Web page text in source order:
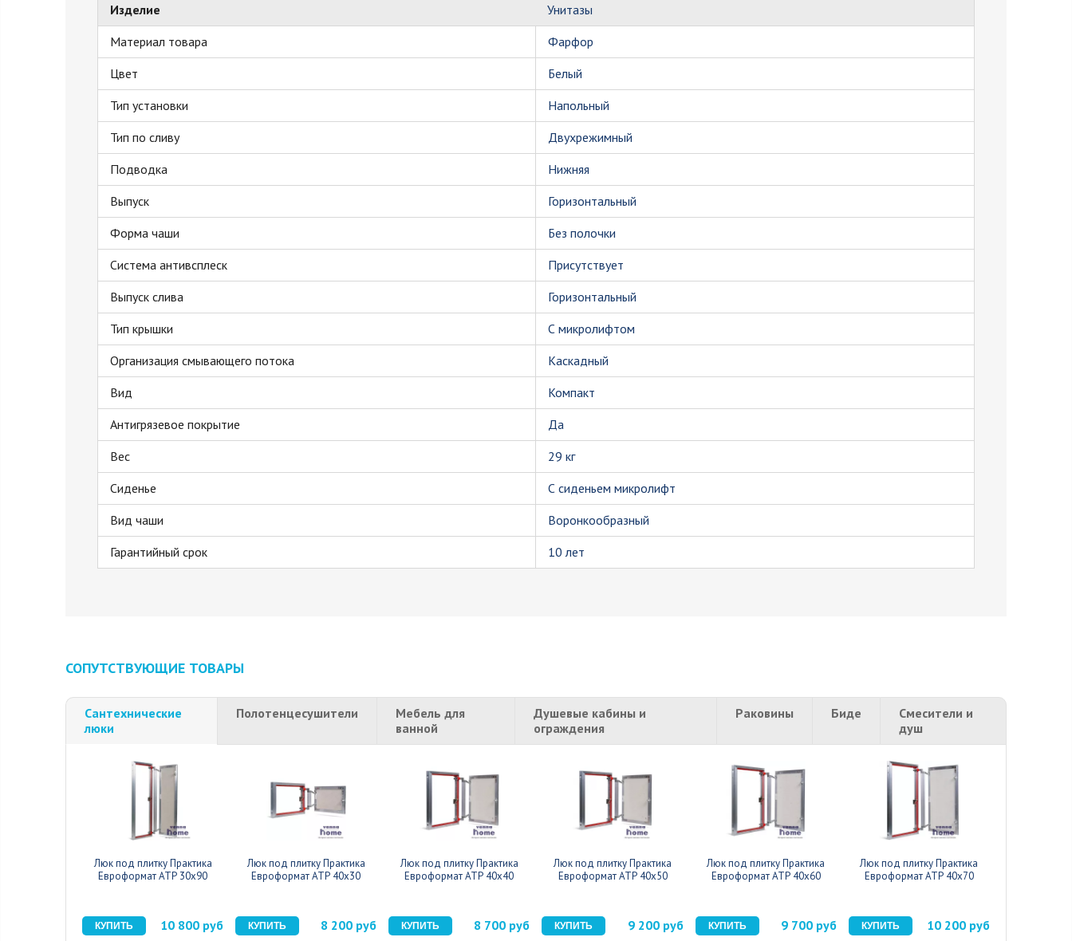
Изделие
Унитазы
Материал товара
Фарфор
Цвет
Белый
Тип установки
Напольный
Тип по сливу
Двухрежимный
Подводка
Нижняя
Выпуск
Горизонтальный
Форма чаши
Без полочки
Система антивсплеск
Присутствует
Выпуск слива
Горизонтальный
Тип крышки
С микролифтом
Организация смывающего потока
Каскадный
Вид
Компакт
Антигрязевое покрытие
Да
Вес
29 кг
Сиденье
С сиденьем микролифт
Вид чаши
Воронкообразный
Гарантийный срок
10 лет
СОПУТСТВУЮЩИЕ ТОВАРЫ
Сантехнические
люки
Полотенцесушители
Мебель для
ванной
Душевые кабины и
ограждения
Раковины Биде
Смесители и
душ
Люк под плитку Практика
Евроформат АТР 30x90
10 800 руб
Люк под плитку Практика
Евроформат АТР 40x30
8 200 руб
Люк под плитку Практика
Евроформат АТР 40x40
8 700 руб
Люк под плитку Практика
Евроформат АТР 40x50
9 200 руб
Люк под плитку Практика
Евроформат АТР 40x60
9 700 руб
Люк под плитку Практика
Евроформат АТР 40x70
10 200 руб